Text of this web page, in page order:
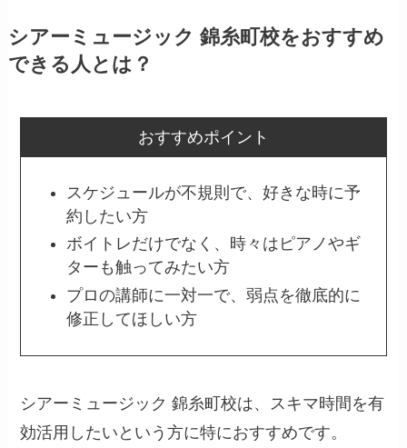
シアーミュージック 錦糸町校をおすすめ
できる人とは？
おすすめポイント
スケジュールが不規則で、好きな時に予
約したい方
ボイトレだけでなく、時々はピアノやギ
ターも触ってみたい方
プロの講師に一対一で、弱点を徹底的に
修正してほしい方
シアーミュージック 錦糸町校は、スキマ時間を有
効活用したいという方に特におすすめです。